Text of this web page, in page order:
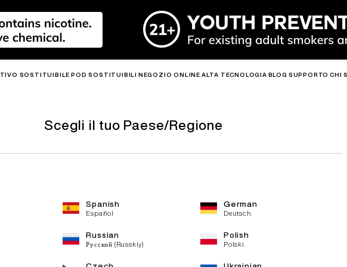
SOSTITUIBILE POD SOSTITUIBILI NEGOZIO ONLINE ALTA TECNOLOGIA BLOG SUPPORTO CHI
PRIME 40K MIX
3.0ML R6 MAX PODS 2.0ML R6 PRO PODS MIX PODS
Scopri di più >
Scegli il tuo Paese/Regione
Spanish
Español
German
Deutsch
Russian
Русский (Russkiy)
Polish
Polski